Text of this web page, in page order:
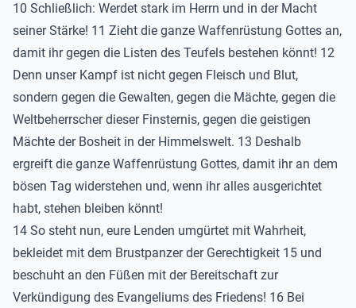
10 Schließlich: Werdet stark im Herrn und in der Macht
seiner Stärke! 11 Zieht die ganze Waffenrüstung Gottes an,
damit ihr gegen die Listen des Teufels bestehen könnt! 12
Denn unser Kampf ist nicht gegen Fleisch und Blut,
sondern gegen die Gewalten, gegen die Mächte, gegen die
Weltbeherrscher dieser Finsternis, gegen die geistigen
Mächte der Bosheit in der Himmelswelt. 13 Deshalb
ergreift die ganze Waffenrüstung Gottes, damit ihr an dem
bösen Tag widerstehen und, wenn ihr alles ausgerichtet
habt, stehen bleiben könnt!
14 So steht nun, eure Lenden umgürtet mit Wahrheit,
bekleidet mit dem Brustpanzer der Gerechtigkeit 15 und
beschuht an den Füßen mit der Bereitschaft zur
Verkündigung des Evangeliums des Friedens! 16 Bei